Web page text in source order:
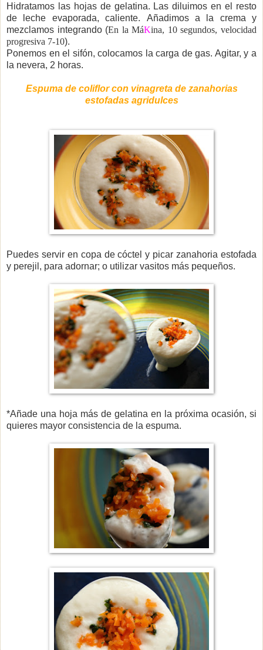
Hidratamos las hojas de gelatina. Las diluimos en el resto
de leche evaporada, caliente. Añadimos a la crema y
mezclamos integrando (En la MáKina, 10 segundos, velocidad
progresiva 7-10).
Ponemos en el sifón, colocamos la carga de gas. Agitar, y a
la nevera, 2 horas.
Espuma de coliflor con vinagreta de zanahorias
estofadas agridulces
Puedes servir en copa de cóctel y picar zanahoria estofada
y perejil, para adornar; o utilizar vasitos más pequeños.
*Añade una hoja más de gelatina en la próxima ocasión, si
quieres mayor consistencia de la espuma.